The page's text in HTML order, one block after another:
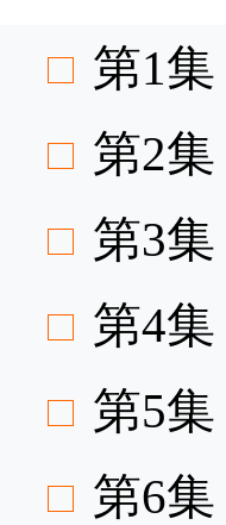
第1集
第2集
第3集
第4集
第5集
第6集